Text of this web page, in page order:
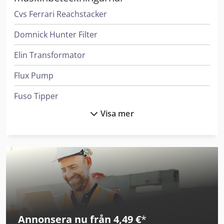
Cvs Ferrari Reachstacker
Domnick Hunter Filter
Elin Transformator
Flux Pump
Fuso Tipper
Haver & Boecker System För Fyllning Av Behållare
Ingersoll Rand Kompressorer
Leif & Lorentz Spridare För Lim
Linde Reachstacker
Visa mer
Annonsera nu från 4,49 €*